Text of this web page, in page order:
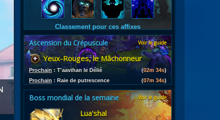
d'armures
Classement pour ces affixes
Ascension du Crépuscule Voir le guide
Yeux-Rouges, le Mâchonneur
Prochain : T'aavihan le Délié (02m 32s)
Prochain : Raie de putrescence (07m 32s)
Boss mondial de la semaine Voir le guide
Lua'shal